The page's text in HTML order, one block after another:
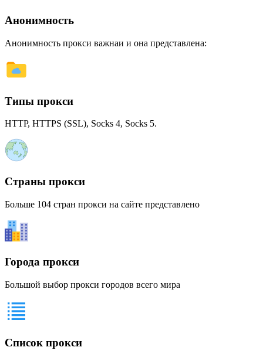
Анонимность
Анонимность прокси важнаи и она представлена:
Типы прокси
HTTP, HTTPS (SSL), Socks 4, Socks 5.
Страны прокси
Больше 104 стран прокси на сайте представлено
Города прокси
Большой выбор прокси городов всего мира
Список прокси